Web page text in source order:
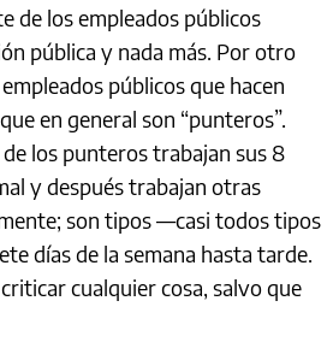
de los empleados públicos
pública y nada más. Por otro
públicos que hacen
en general son “punteros”.
los punteros trabajan sus 8
y después trabajan otras
son tipos —casi todos tipos
días de la semana hasta tarde.
cualquier cosa, salvo que